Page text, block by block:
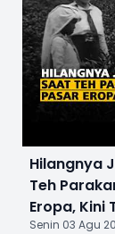
Hilangnya
Teh
Eropa, Kini
Senin 03 Agu